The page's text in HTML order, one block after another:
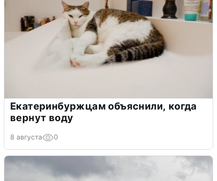
Екатеринбуржцам объяснили, когда
вернут воду
8 августа 0